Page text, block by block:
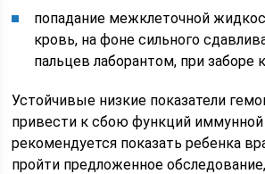
попадание межклеточной
кровь, на фоне сильного
пальцев лаборантом, при заборе
Устойчивые низкие показатели
привести к сбою функций
рекомендуется показать ребенка
пройти предложенное